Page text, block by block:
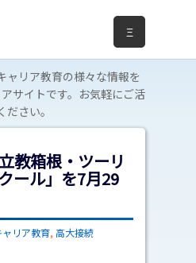
Ξ
ャリア教育の様々な情報を
サイトです。お気軽にご活
ださい。
教箱根・ツーリ
ール」を7月29
ャリア教育, 高大接続